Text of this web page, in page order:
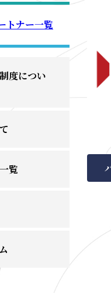
トナー一覧
度につい
覧